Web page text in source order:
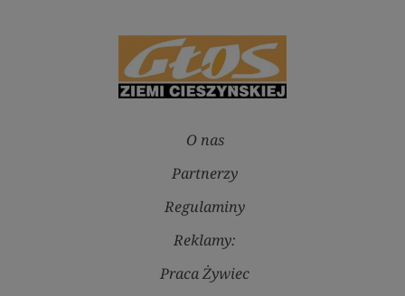
O nas
Partnerzy
Regulaminy
Reklamy:
Praca Żywiec